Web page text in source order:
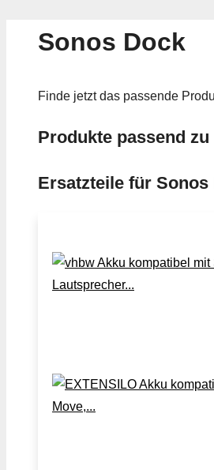
Sonos Dock
Finde jetzt das passende
Produkte passend
Ersatzteile für Sonos